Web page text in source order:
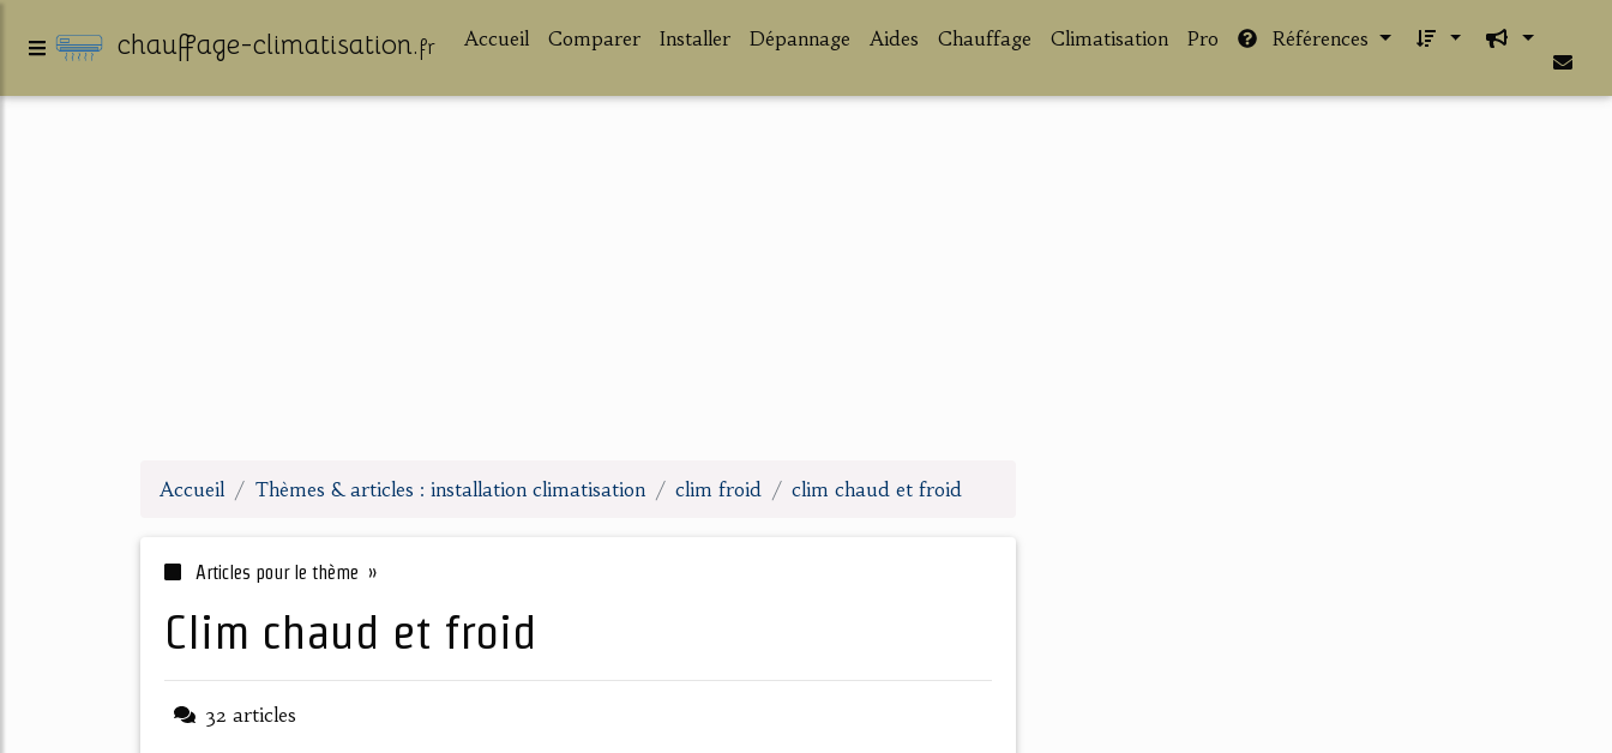
chauffage-climatisation.fr Accueil Comparer Installer Dépannage Aides Chauffage Climatisation Pro Références
Accueil Thèmes & articles : installation climatisation clim froid clim chaud et froid
Articles pour le thème »
clim chaud et froid
32 articles